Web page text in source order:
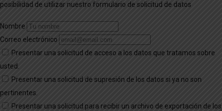
posibilidad de utilizar nuestro formulario de solicitud de datos
Nombre
Correo electrónico
Presentar una solicitud de acceso a los datos que tratamos sobre
usted.
Presentar una solicitud de supresión de los datos si ya no son
pertinentes.
Presentar una solicitud para recibir un archivo de exportación de los